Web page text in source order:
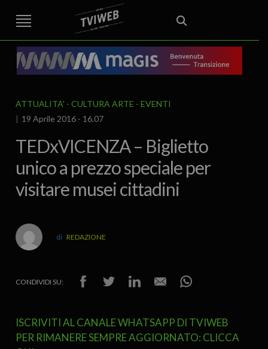
STREET TG CRONACA VENETO
VICENZA E PROVINCIA
AREA BERICA
ECONOMIA ATTUALITA’ POLITICA
EDITORIALE ITALIA E MONDO CURIOSITÀ – LIFESTYLE
CULTURA ARTE
SPORT
IL GRAFFIO FOOD & DRINK
ATTUALITA' CULTURA ARTE
EVENTI
19 Aprile 2016 - 16.07
TEDxVICENZA – Biglietto
unico a prezzo speciale per
visitare musei cittadini
REDAZIONE
CONDIVIDI SU:
ISCRIVITI AL CANALE WHATSAPP DI TVIWEB
PER RIMANERE SEMPRE AGGIORNATO: CLICCA